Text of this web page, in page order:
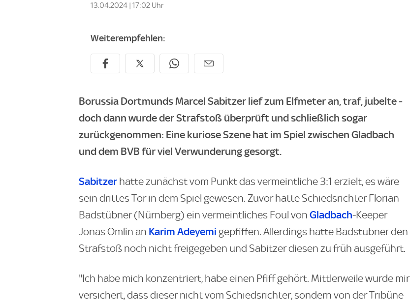
13.04.2024 | 17:02 Uhr
Weiterempfehlen:
Borussia Dortmunds Marcel Sabitzer lief zum Elfmeter an, traf, jubelte -
doch dann wurde der Strafstoß überprüft und schließlich sogar
zurückgenommen: Eine kuriose Szene hat im Spiel zwischen Gladbach
und dem BVB für viel Verwunderung gesorgt.
Sabitzer hatte zunächst vom Punkt das vermeintliche 3:1 erzielt, es wäre
sein drittes Tor in dem Spiel gewesen. Zuvor hatte Schiedsrichter Florian
Badstübner (Nürnberg) ein vermeintliches Foul von Gladbach-Keeper
Jonas Omlin an Karim Adeyemi gepfiffen. Allerdings hatte Badstübner den
Strafstoß noch nicht freigegeben und Sabitzer diesen zu früh ausgeführt.
"Ich habe mich konzentriert, habe einen Pfiff gehört. Mittlerweile wurde mir
versichert, dass dieser nicht vom Schiedsrichter, sondern von der Tribüne